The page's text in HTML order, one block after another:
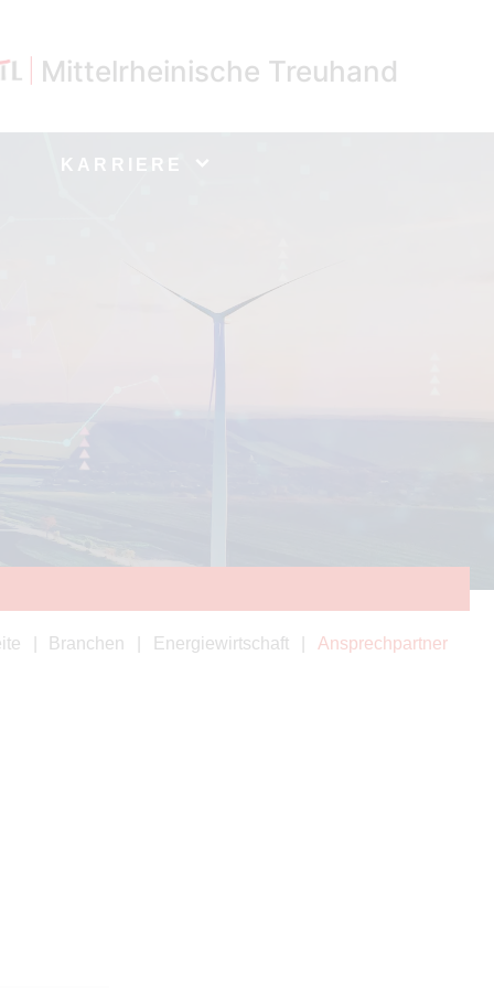
Mittelrheinische Treuhand
KARRIERE
Branchen Energiewirtschaft Ansprechpartner